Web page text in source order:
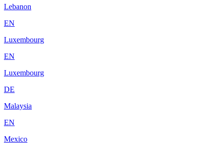
Lebanon
EN
Luxembourg
EN
Luxembourg
DE
Malaysia
EN
Mexico